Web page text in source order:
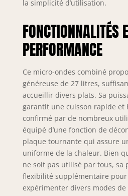
la simplicité d’utilisation.
FONCTIONNALITÉS
PERFORMANCE
Ce micro-ondes combiné
généreuse de 27 litres,
accueillir divers plats. Sa
garantit une cuisson rapide et
confirmé par de nombreux
équipé d’une fonction de
plaque tournante qui assure
uniforme de la chaleur. Bien
ne soit pas utilisé par tous, sa
flexibilité supplémentaire
expérimenter divers modes